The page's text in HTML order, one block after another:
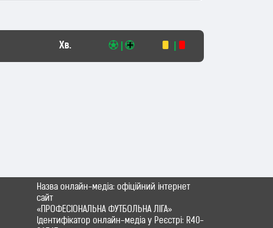
Хв.
Назва онлайн-медіа: офіційний інтернет
сайт
«ПРОФЕСІОНАЛЬНА ФУТБОЛЬНА ЛІГА»
Ідентифікатор онлайн-медіа у Реєстрі: R40-